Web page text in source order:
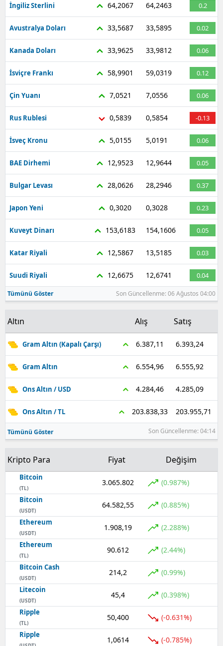
İngiliz Sterlini 64,2067 64,2463 0.2
Avustralya Doları 33,5687 33,5895 0.02
Kanada Doları 33,9625 33,9812 0.06
İsviçre Frankı 58,9901 59,0319 0.12
Çin Yuanı 7,0521 7,0556 0.06
Rus Rublesi 0,5839 0,5854 -0.13
İsveç Kronu 5,0155 5,0191 0.06
BAE Dirhemi 12,9523 12,9644 0.05
Bulgar Levası 28,0626 28,2946 0.37
Japon Yeni 0,3020 0,3028 0.23
Kuveyt Dinarı 153,6183 154,1606 0.05
Katar Riyali 12,5867 13,5185 0.03
Suudi Riyali 12,6675 12,6741 0.04
Tümünü Göster Son Güncellenme: 06 Ağustos 04:00
Altın Alış Satış
Gram Altın (Kapalı Çarşı) 6.387,11 6.393,24
Gram Altın 6.554,96 6.555,92
Ons Altın / USD 4.284,46 4.285,09
Ons Altın / TL 203.838,33 203.955,71
Tümünü Göster Son Güncellenme: 04:14
Kripto Para Fiyat Değişim
Bitcoin
(TL)
3.065.802 (0.987%)
Bitcoin
(USDT)
64.582,55 (0.885%)
Ethereum
(USDT)
1.908,19 (2.288%)
Ethereum
(TL)
90.612 (2.44%)
Bitcoin Cash
(USDT)
214,2 (0.99%)
Litecoin
(USDT)
45,4 (0.398%)
Ripple
(TL)
50,400 (-0.631%)
Ripple
1,0614 (-0.785%)